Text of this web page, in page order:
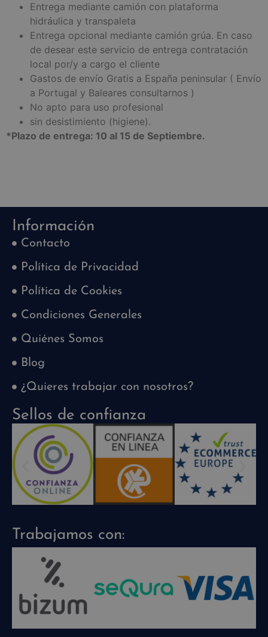
Entrega mediante camión con plataforma
hidráulica y transpaleta
Entrega opcional mediante camión grúa. En caso
de desear este servicio de entrega contratación
local por/y a cargo el cliente
Gastos de envío Gratis a España peninsular ( Envío
a Portugal y Baleares consultarnos )
No apto para uso profesional
sin desistimiento (higiene).
*Plazo de entrega: 10 al 15 de Septiembre.
Información
Contacto
Política de Privacidad
Política de Cookies
Condiciones Generales
Quiénes Somos
Blog
¿Quieres trabajar con nosotros?
Sellos de confianza
Trabajamos con: